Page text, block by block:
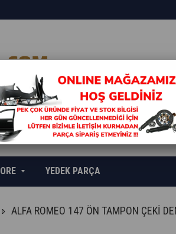
YEDEK PARÇA
ALFA ROMEO 147 ÖN TAMPON ÇEKİ